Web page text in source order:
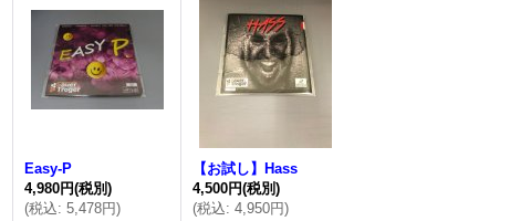
Easy-P
4,980円(税別)
(税込: 5,478円)
【お試し】Hass
4,500円(税別)
(税込: 4,950円)